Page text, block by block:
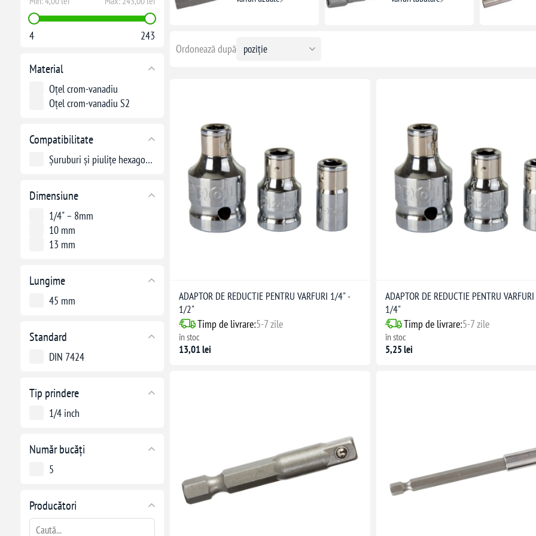
4 243
Material
Oțel crom-vanadiu
Oțel crom-vanadiu S2
Compatibilitate
Șuruburi și piulițe hexagonale de 6-13 mm
Dimensiune
1/4" – 8mm
10 mm
13 mm
Lungime
45 mm
Standard
DIN 7424
Tip prindere
1/4 inch
Număr bucăți
5
Producători
Ordonează după
ADAPTOR DE REDUCTIE PENTRU VARFURI 1/4" -
1/2"
Timp de livrare:5-7 zile
în stoc
13,01 lei
ADAPTOR DE REDUCTIE PENTRU
1/4"
Timp de livrare:5-7 zile
în stoc
5,25 lei